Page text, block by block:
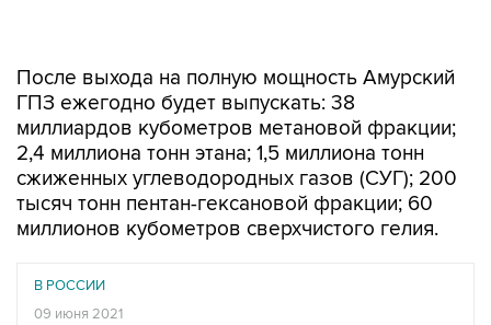
миллиардов кубометров метановой фракции;
2,4 миллиона тонн этана; 1,5 миллиона тонн
сжиженных углеводородных газов (СУГ); 200
тысяч тонн пентан-гексановой фракции; 60
миллионов кубометров сверхчистого гелия.
В РОССИИ
Путин дал старт работе 1-й линии Амурского ГПЗ
"Газпрома"